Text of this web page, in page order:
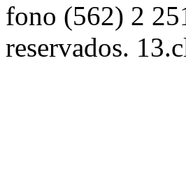
fono (562) 2
reservados.